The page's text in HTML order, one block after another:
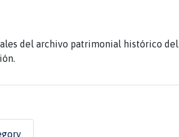
del archivo patrimonial histórico del